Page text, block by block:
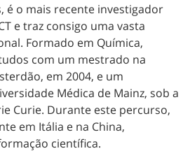
é o mais recente investigador
e traz consigo uma vasta
Formado em Química,
com um mestrado na
em 2004, e um
Médica de Mainz, sob a
Curie. Durante este percurso,
em Itália e na China,
científica.